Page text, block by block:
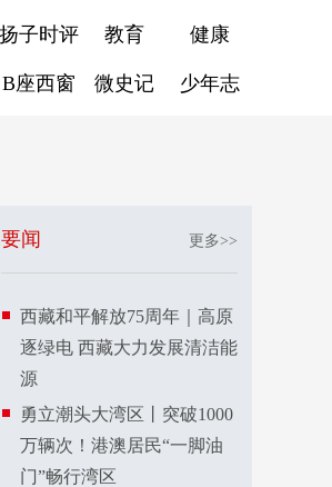
扬子时评 教育 健康
B座西窗 微史记 少年志
要闻 更多>>
西藏和平解放75周年｜高原
逐绿电 西藏大力发展清洁能
源
勇立潮头大湾区丨突破1000
万辆次！港澳居民“一脚油
门”畅行湾区